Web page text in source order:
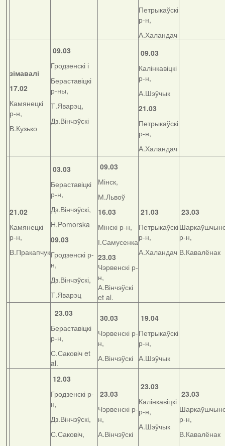
Петрыкаўскі
р-н,
А.Халандач
зімавалі
17.02
Камянецкі
р-н,
В.Кузько
09.03
Гродзенскі і
Бераставіцкі
р-ны,
Т.Яварэц,
Дз.Вінчэўскі
09.03
Калінкавіцкі
р-н,
А.Шэўчык
21.03
Петрыкаўскі
р-н,
А.Халандач
21.02
Камянецкі
р-н,
В.Пракапчук
03.03
Бераставіцкі
р-н,
Дз.Вінчэўскі,
H.Pomorska
09.03
Гродзенскі р-
н,
Дз.Вінчэўскі,
Т.Яварэц
09.03
Мінск,
М.Львоў
16.03
Мінскі р-н,
І.Самусенка
23.03
Чэрвенскі р-
н,
А.Вінчэўскі
et al.
21.03
Петрыкаўскі
р-н,
А.Халандач
23.03
р-н,
В.Кавалёнак
23.03
Бераставіцкі
р-н,
С.Саковіч et
al.
30.03
Чэрвенскі р-
н,
А.Вінчэўскі
19.04
Петрыкаўскі
р-н,
А.Шэўчык
12.03
Гродзенскі р-
н,
Дз.Вінчэўскі,
С.Саковіч,
23.03
Чэрвенскі р-
н,
А.Вінчэўскі
23.03
Калінкавіцкі
р-н,
А.Шэўчык
23.03
р-н,
В.Кавалёнак